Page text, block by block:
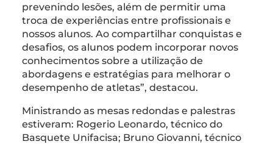
prevenindo lesões, além de permitir uma
troca de experiências entre profissionais e
nossos alunos. Ao compartilhar conquistas e
desafios, os alunos podem incorporar novos
conhecimentos sobre a utilização de
abordagens e estratégias para melhorar o
desempenho de atletas”, destacou.
Ministrando as mesas redondas e palestras
estiveram: Rogerio Leonardo, técnico do
Basquete Unifacisa; Bruno Giovanni, técnico